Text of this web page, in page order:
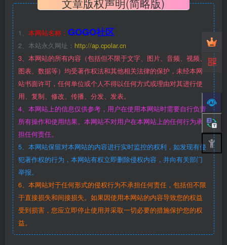
1、 本网站名称： GOGO社区
2、本站永久网址： http://ap.cpolar.cn
3、本网站的所有内容（包括但不限于文字、图片、音频、视频、
图表、数据等）均受著作权法和其他相关法律的保护，未经本网
站书面许可，任何单位或个人不得以任何方式或理由对其进行使
用、复制、修改、传播、分发、发表。
4、本网站上的信息仅供参考，用户在使用本网站时需要自行负责
所有操作和使用结果。本网站不对用户在本网站上的任何行为承
担任何责任。
5、本网站保留对本网站的内容进行实时监控的权利，如发现有侵
犯著作权的行为，本网站有权立即删除侵权内容，并向有关部门
举报。
6、本网站对于任何形式的侵权行为不承担任何责任，包括但不限
于直接损失和间接损失。如果因使用本网站的内容导致您的权益
受到损害，您应立即停止使用并采取一切必要的措施保护您的权
益。